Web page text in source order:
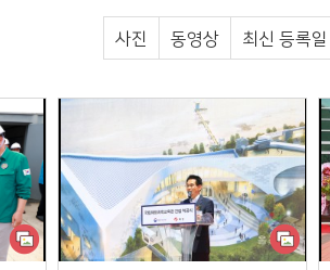
사진 동영상 최신 등록일